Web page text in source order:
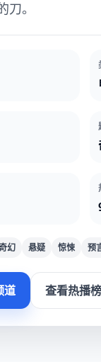
刀。
幻 悬疑 惊悚 预
道 查看热播榜